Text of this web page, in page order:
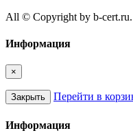
All © Copyright by b-
Информация
×
Закрыть Перейти в
Информация